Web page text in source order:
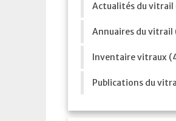
Actualités du vitrail
Annuaires du vitrail
Inventaire vitraux
Publications du